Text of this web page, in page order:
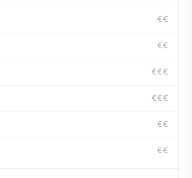
€€
€€
€€€
€€€
€€
€€